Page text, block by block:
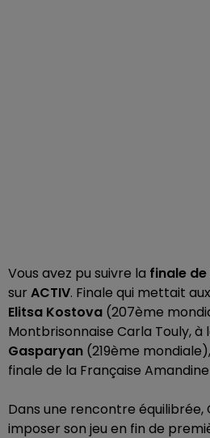
Vous avez pu suivre la finale de
sur ACTIV. Finale qui mettait
Elitsa Kostova (207ème
Montbrisonnaise Carla Touly, à
Gasparyan (219ème
finale de la Française Amandine
Dans une rencontre équilibrée,
imposer son jeu en fin de